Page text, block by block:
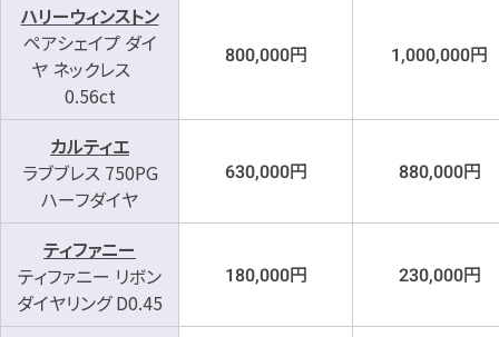
ハリーウィンストン
ペアシェイプ ダイ
ヤ ネックレス
0.56ct
800,000円 1,000,000円
カルティエ
ラブブレス 750PG
ハーフダイヤ
630,000円 880,000円
ティファニー
ティファニー リボン
ダイヤリング D0.45
180,000円 230,000円